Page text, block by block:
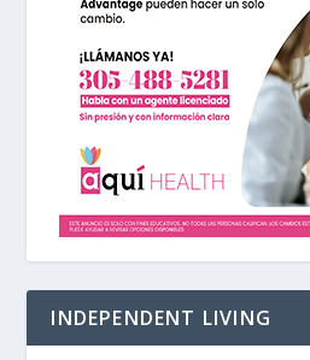
INDEPENDENT LIVING